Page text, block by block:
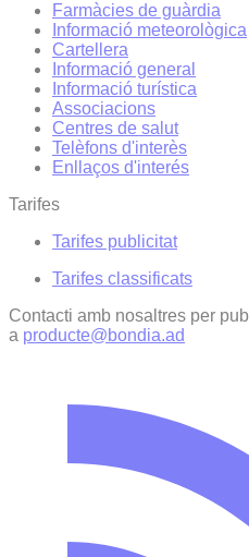
Farmàcies de guàrdia
Informació meteorològica
Cartellera
Informació general
Informació turística
Associacions
Centres de salut
Telèfons d'interès
Enllaços d'interés
Tarifes
Tarifes publicitat
Tarifes classificats
Contacti amb nosaltres per
a producte@bondia.ad